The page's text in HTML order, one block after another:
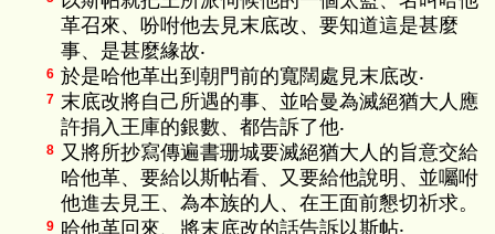
革召來、吩咐他去見末底改、要知道這是甚麼
事、是甚麼緣故‧
6 於是哈他革出到朝門前的寬闊處見末底改‧
7 末底改將自己所遇的事、並哈曼為滅絕猶大人應
許捐入王庫的銀數、都告訴了他‧
8 又將所抄寫傳遍書珊城要滅絕猶大人的旨意交給
哈他革、要給以斯帖看、又要給他說明、並囑咐
他進去見王、為本族的人、在王面前懇切祈求。
9 哈他革回來、將末底改的話告訴以斯帖‧